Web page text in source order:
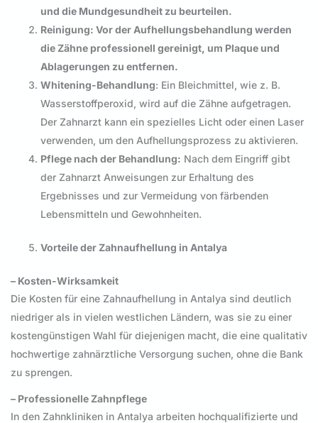
und die Mundgesundheit zu beurteilen.
Reinigung: Vor der Aufhellungsbehandlung werden
die Zähne professionell gereinigt, um Plaque und
Ablagerungen zu entfernen.
Whitening-Behandlung: Ein Bleichmittel, wie z. B.
Wasserstoffperoxid, wird auf die Zähne aufgetragen.
Der Zahnarzt kann ein spezielles Licht oder einen Laser
verwenden, um den Aufhellungsprozess zu aktivieren.
Pflege nach der Behandlung: Nach dem Eingriff gibt
der Zahnarzt Anweisungen zur Erhaltung des
Ergebnisses und zur Vermeidung von färbenden
Lebensmitteln und Gewohnheiten.
Vorteile der Zahnaufhellung in Antalya
– Kosten-Wirksamkeit
Die Kosten für eine Zahnaufhellung in Antalya sind deutlich
niedriger als in vielen westlichen Ländern, was sie zu einer
kostengünstigen Wahl für diejenigen macht, die eine qualitativ
hochwertige zahnärztliche Versorgung suchen, ohne die Bank
zu sprengen.
– Professionelle Zahnpflege
In den Zahnkliniken in Antalya arbeiten hochqualifizierte und